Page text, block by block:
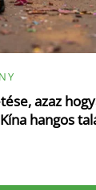
azaz
hangos